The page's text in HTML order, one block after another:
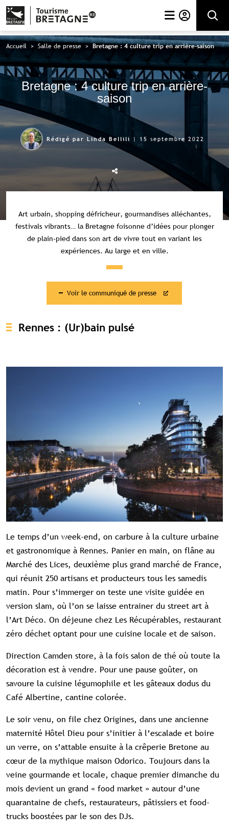
Rechercher
Accueil > Salle de presse>Bretagne : 4 culture trip en arrière-saison
Bretagne : 4 culture trip en arrière-
saison
Rédigé par Linda Bellili | 15 septembre 2022
Art urbain, shopping défricheur, gourmandises alléchantes,
festivals vibrants… la Bretagne foisonne d’idées pour plonger
de plain-pied dans son art de vivre tout en variant les
expériences. Au large et en ville.
Voir le communiqué de presse
Rennes : (Ur)bain pulsé
Le temps d’un week-end, on carbure à la culture urbaine
et gastronomique à Rennes. Panier en main, on flâne au
Marché des Lices, deuxième plus grand marché de France,
qui réunit 250 artisans et producteurs tous les samedis
matin. Pour s’immerger on teste une visite guidée en
version slam, où l’on se laisse entrainer du street art à
l’Art Déco. On déjeune chez Les Récupérables, restaurant
zéro déchet optant pour une cuisine locale et de saison.
Direction Camden store, à la fois salon de thé où toute la
décoration est à vendre. Pour une pause goûter, on
savoure la cuisine légumophile et les gâteaux dodus du
Café Albertine, cantine colorée.
Le soir venu, on file chez Origines, dans une ancienne
maternité Hôtel Dieu pour s’initier à l’escalade et boire
un verre, on s’attable ensuite à la crêperie Bretone au
cœur de la mythique maison Odorico. Toujours dans la
veine gourmande et locale, chaque premier dimanche du
mois devient un grand « food market » autour d’une
quarantaine de chefs, restaurateurs, pâtissiers et food-
trucks boostées par le son des DJs.